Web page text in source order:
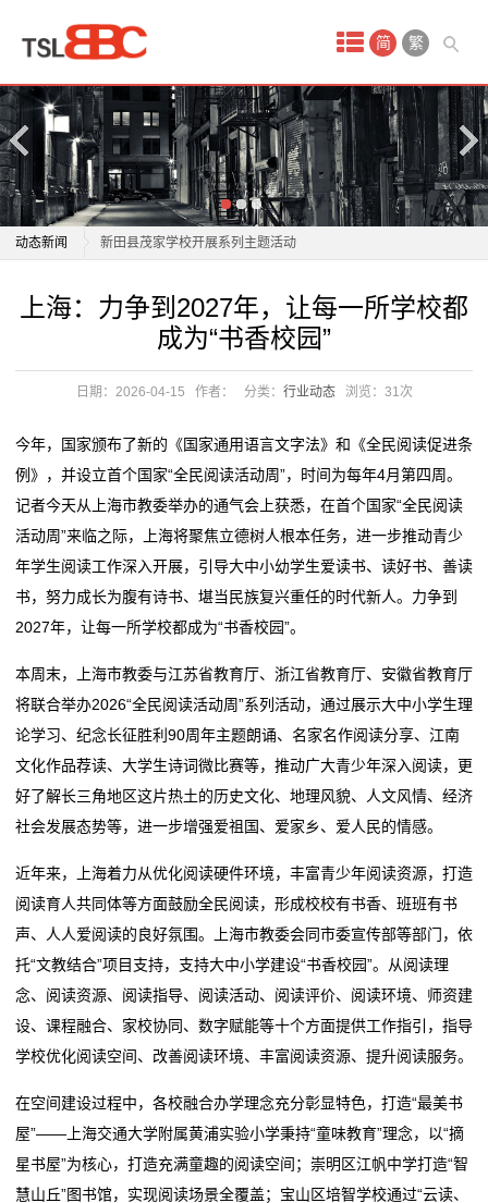
简 繁
动态新闻
上海：力争到2027年，让每一所学校都成为“书香校园”
新田县茂家学校开展系列主题活动
运城：让家门口好学校“加速落地”
有民办学校学费降低！广州7所民办学校收费标准获批
复
广东省卫生健康委等7部门关于印发广东省 住院医师规
范化培训管理办法的通知
全市中职学校 “校园开放日”活动启动 首站走进株洲一职
学校
北京第三实验学校项目教学综合楼等32项工程通过工程
竣工验收
学校在全国大学生创新创业实践联盟学术年会上获得多
项奖项
新田县茂家学校开展系列主题活动
济南：打造新时代“好学校” 构建 “1+N” 工作体系
运城：让家门口好学校“加速落地”
复
宁远一中崇德学校举行首届校园年俗文化节
广东省卫生健康委等7部门关于印发广东省 住院医师规
范化培训管理办法的通知
全市中职学校 “校园开放日”活动启动 首站走进株洲一职
学校
北京第三实验学校项目教学综合楼等32项工程通过工程
竣工验收
学校在全国大学生创新创业实践联盟学术年会上获得多
项奖项
上海：力争到2027年，让每一所学校都
成为“书香校园”
日期：2026-04-15 作者： 分类： 行业动态 浏览： 31次
今年，国家颁布了新的《国家通用语言文字法》和《全民阅读促进条
例》，并设立首个国家“全民阅读活动周”，时间为每年4月第四周。
记者今天从上海市教委举办的通气会上获悉，在首个国家“全民阅读
活动周”来临之际，上海将聚焦立德树人根本任务，进一步推动青少
年学生阅读工作深入开展，引导大中小幼学生爱读书、读好书、善读
书，努力成长为腹有诗书、堪当民族复兴重任的时代新人。力争到
2027年，让每一所学校都成为“书香校园”。
本周末，上海市教委与江苏省教育厅、浙江省教育厅、安徽省教育厅
将联合举办2026“全民阅读活动周”系列活动，通过展示大中小学生理
论学习、纪念长征胜利90周年主题朗诵、名家名作阅读分享、江南
文化作品荐读、大学生诗词微比赛等，推动广大青少年深入阅读，更
好了解长三角地区这片热土的历史文化、地理风貌、人文风情、经济
社会发展态势等，进一步增强爱祖国、爱家乡、爱人民的情感。
近年来，上海着力从优化阅读硬件环境，丰富青少年阅读资源，打造
阅读育人共同体等方面鼓励全民阅读，形成校校有书香、班班有书
声、人人爱阅读的良好氛围。上海市教委会同市委宣传部等部门，依
托“文教结合”项目支持，支持大中小学建设“书香校园”。从阅读理
念、阅读资源、阅读指导、阅读活动、阅读评价、阅读环境、师资建
设、课程融合、家校协同、数字赋能等十个方面提供工作指引，指导
学校优化阅读空间、改善阅读环境、丰富阅读资源、提升阅读服务。
在空间建设过程中，各校融合办学理念充分彰显特色，打造“最美书
屋”——上海交通大学附属黄浦实验小学秉持“童味教育”理念，以“摘
星书屋”为核心，打造充满童趣的阅读空间；崇明区江帆中学打造“智
慧山丘”图书馆，实现阅读场景全覆盖；宝山区培智学校通过“云读、
产
品
中